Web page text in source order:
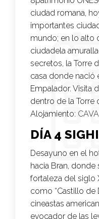
ciudad romana,
importantes
mundo; en lo alto
ciudadela
secretos, la Torre
casa donde nació
Empalador. Visita
dentro de la Torre
Alojamiento:
DÍA 4
Desayuno en el
hacia Bran, donde
fortaleza del siglo
como “Castillo de
cineastas
evocador de las